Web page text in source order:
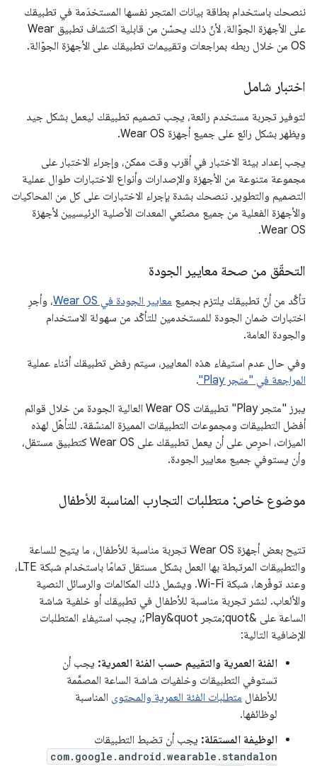
ننصحك باستخدام بطاقة بيانات المتجر نفسها المستخدَمة في تطبيقك
على الأجهزة الجوّالة، لأنّ ذلك يحسّن من قابلية اكتشاف تطبيق Wear
OS من خلال ربطه بمراجعات وتقييمات تطبيقك على الأجهزة الجوّالة.
اختبار شامل
لتوفير تجربة مستخدم رائعة، يجب تصميم تطبيقك ليعمل بشكل جيد
ويظهر بشكل رائع على جميع أجهزة Wear OS.
يجب إعداد بيئة الاختبار في أقرب وقت ممكن، وإجراء الاختبار على
مجموعة متنوعة من الأجهزة والإصدارات وأنواع الاختبارات طوال عملية
التصميم والتطوير. ننصحك بشدة بإجراء الاختبارات على كل من المحاكيات
والأجهزة الفعلية من جميع مصنّعي المعدات الأصلية الرئيسيين لأجهزة
Wear OS.
التحقّق من صحة معايير الجودة
تأكَّد من أنّ تطبيقك يلتزم بجميع معايير الجودة في Wear OS
، وأجرِ
اختبارات ضمان الجودة للمستخدمين للتأكّد من سهولة الاستخدام
والجودة العامة.
وفي حال عدم استيفاء هذه المعايير، سيتم رفض تطبيقك أثناء عملية
المراجعة في "متجر Play"
.
يبرز "متجر Play" تطبيقات Wear OS العالية الجودة من خلال قوائم
أفضل التطبيقات ومجموعات التطبيقات المميزة المنسّقة. للتأهّل لهذه
الميزات، احرِص على أن يعمل تطبيقك على Wear OS كتطبيق مستقل،
وأن يستوفي جميع معايير الجودة.
موضوع خاص: متطلبات التجارب المناسبة للأطفال
تتيح بعض أجهزة Wear OS تجربة مناسبة للأطفال، ما يتيح للساعة
والتطبيقات المرتبطة بها العمل بشكل مستقل تمامًا باستخدام شبكة LTE،
وعند توفّرها، شبكة Wi-Fi. ويشمل ذلك المكالمات والرسائل النصية
والألعاب. لنشر تجربة مناسبة للأطفال في تطبيقك أو خلفية شاشة
الساعة على &quot;متجر Play&quot;، يجب استيفاء المتطلبات
الإضافية التالية:
الفئة العمرية والتقييم حسب الفئة العمرية: يجب أن
تستوفي التطبيقات وخلفيات شاشة الساعة المصمَّمة
للأطفال متطلبات الفئة العمرية والمحتوى المناسبة
لوظائفها.
الوظيفة المستقلة: يجب أن تضبط التطبيقات
com.google.android.wearable.standalon